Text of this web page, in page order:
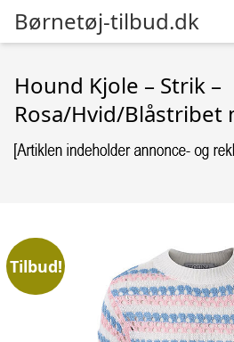
Børnetøj-tilbud.dk
Hound Kjole – Strik –
Rosa/Hvid/Blåstribet
Tilbud!